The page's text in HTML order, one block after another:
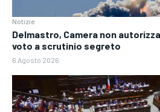
Notizie
Delmastro, Camera non
voto a scrutinio segreto
6 Agosto 2026